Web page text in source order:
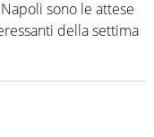
sono le attese
della settima